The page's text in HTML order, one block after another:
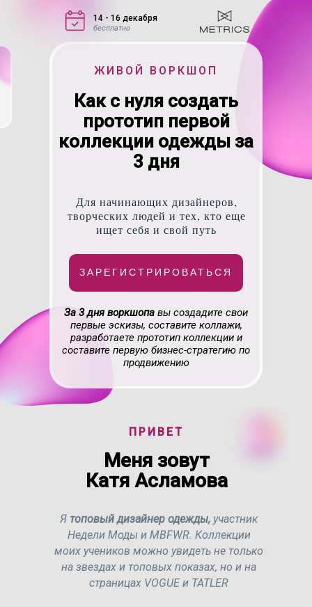
Как с нуля создать
прототип первой
коллекции одежды за
3 дня
Для начинающих дизайнеров,
творческих людей и тех, кто еще
ищет себя и свой путь
ЖИВОЙ ВОРКШОП
ЗАРЕГИСТРИРОВАТЬСЯ
За 3 дня воркшопа вы создадите свои
первые эскизы, составите коллажи,
разработаете прототип коллекции и
составите первую бизнес-стратегию по
продвижению
бесплатно
14 - 16 декабря
ПРИВЕТ
Я топовый дизайнер одежды, участник
Недели Моды и MBFWR. Коллекции
моих учеников можно увидеть не только
на звездах и топовых показах, но и на
страницах VOGUE и TATLER
Меня зовут
Катя Асламова